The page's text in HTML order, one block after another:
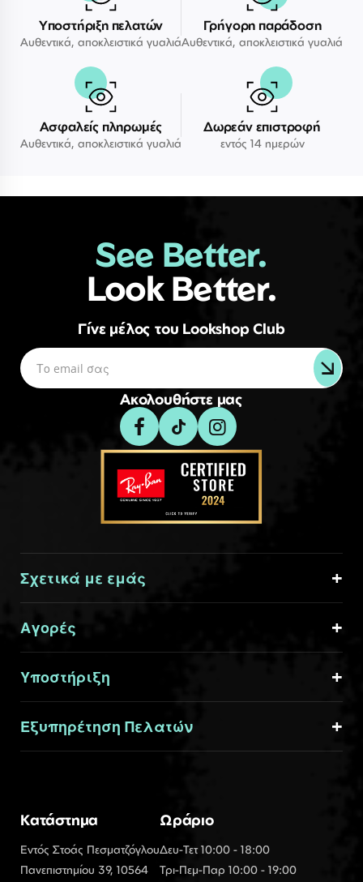
Υποστήριξη πελατών
Αυθεντικά, αποκλειστικά γυαλιά
Γρήγορη παράδοση
Αυθεντικά, αποκλειστικά γυαλιά
Ασφαλείς πληρωμές
Αυθεντικά, αποκλειστικά γυαλιά
Δωρεάν επιστροφή
εντός 14 ημερών
See Better.
Look Better.
Γίνε μέλος του Lookshop Club
Ακολουθήστε μας
Σχετικά με εμάς
Αγορές
Υποστήριξη
Εξυπηρέτηση Πελατών
Κατάστημα
Εντός Στοάς Πεσματζόγλου
Πανεπιστημίου 39, 10564
Ωράριο
Δευ-Τετ 10:00 - 18:00
Τρι-Πεμ-Παρ 10:00 - 19:00